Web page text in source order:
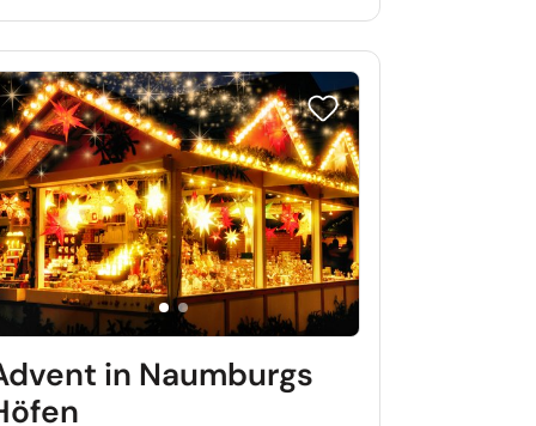
setzen Reise auf Merkliste setzen
in Naumburgs